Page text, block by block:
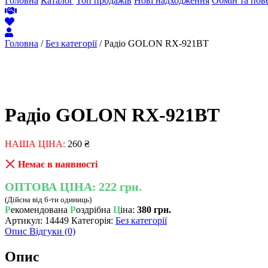
Головна /Без категорії/ Радіо GOLON RX-921BT
Радіо GOLON RX-921BT
НАША ЦІНА: 260 ₴
Немає в наявності
ОПТОВА ЦІНА: 222 грн.
(Дійсна від 6-ти одиниць)
Рекомендована Роздрібна Ціна: 380 грн.
Артикул: 14449 Категорія: Без категорії
Опис Відгуки (0)
Опис